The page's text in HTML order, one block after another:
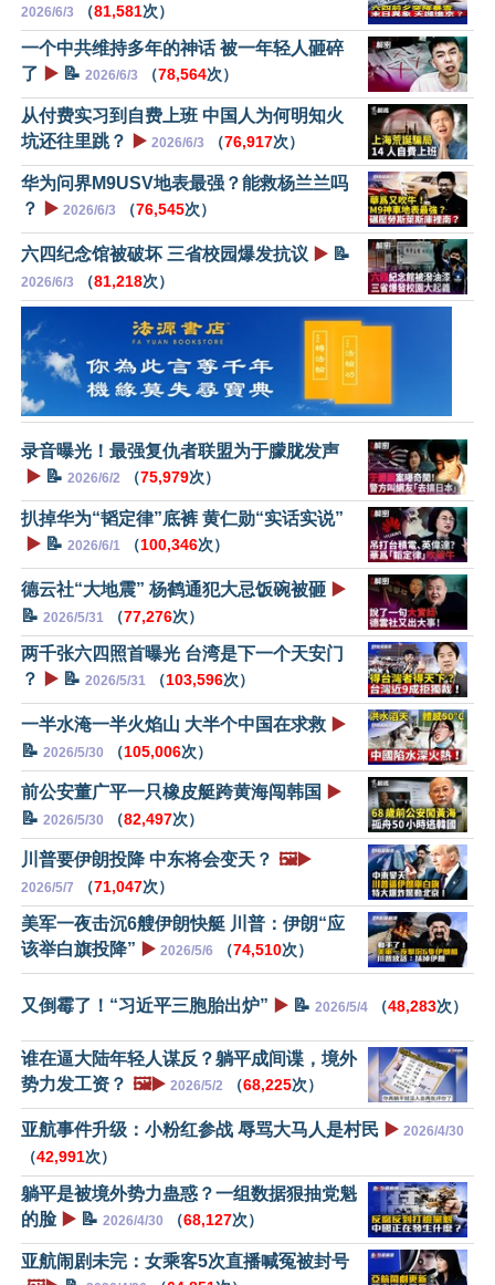
2026/6/3 （81,581次）
一个中共维持多年的神话 被一年轻人砸碎
了 ▶️ 📝 2026/6/3 （78,564次）
从付费实习到自费上班 中国人为何明知火
坑还往里跳？
▶️ 2026/6/3 （76,917次）
华为问界M9USV地表最强？能救杨兰兰吗
？
▶️ 2026/6/3 （76,545次）
六四纪念馆被破坏 三省校园爆发抗议 ▶️ 📝
2026/6/3 （81,218次）
录音曝光！最强复仇者联盟为于朦胧发声
▶️ 📝 2026/6/2 （75,979次）
扒掉华为“韬定律”底裤 黄仁勋“实话实说”
▶️ 📝 2026/6/1 （100,346次）
德云社“大地震” 杨鹤通犯大忌饭碗被砸 ▶️
📝 2026/5/31 （77,276次）
两千张六四照首曝光 台湾是下一个天安门
？
▶️ 📝 2026/5/31 （103,596次）
一半水淹一半火焰山 大半个中国在求救 ▶️
📝 2026/5/30 （105,006次）
前公安董广平一只橡皮艇跨黄海闯韩国 ▶️
📝 2026/5/30 （82,497次）
川普要伊朗投降 中东将会变天？ 🖼️▶️
2026/5/7 （71,047次）
美军一夜击沉6艘伊朗快艇 川普：伊朗“应
该举白旗投降” ▶️ 2026/5/6 （74,510次）
又倒霉了！“习近平三胞胎出炉” ▶️ 📝 2026/5/4 （48,283次）
谁在逼大陆年轻人谋反？躺平成间谍，境外
势力发工资？ 🖼️▶️ 2026/5/2 （68,225次）
亚航事件升级：小粉红参战 辱骂大马人是村民 ▶️ 2026/4/30
（42,991次）
躺平是被境外势力蛊惑？一组数据狠抽党魁
的脸 ▶️ 📝 2026/4/30 （68,127次）
亚航闹剧未完：女乘客5次直播喊冤被封号